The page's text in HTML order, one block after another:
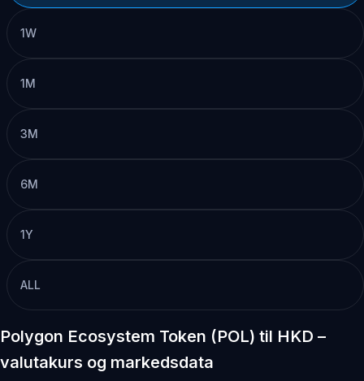
1W
1M
3M
6M
1Y
ALL
Polygon Ecosystem Token (POL) til HKD –
valutakurs og markedsdata